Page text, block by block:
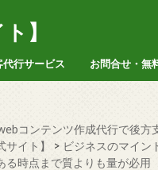
】
代行サービス お問合せ・無
コンテンツ作成代行で後方
イト】
> ビジネスのマイン
る時点まで質よりも量が必用